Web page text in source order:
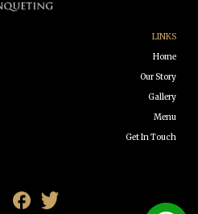
LINKS
Home
Our Story
Gallery
Menu
Get In Touch